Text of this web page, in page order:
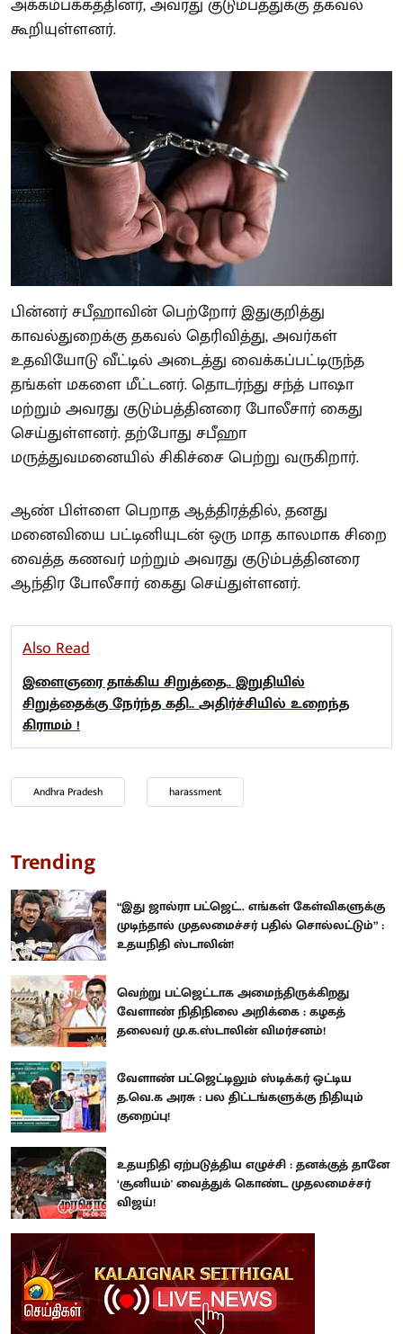
அக்கம்பக்கத்தினர், அவரது குடும்பத்துக்கு தகவல்
கூறியுள்ளனர்.
பின்னர் சபீஹாவின் பெற்றோர் இதுகுறித்து
காவல்துறைக்கு தகவல் தெரிவித்து, அவர்கள்
உதவியோடு வீட்டில் அடைத்து வைக்கப்பட்டிருந்த
தங்கள் மகளை மீட்டனர். தொடர்ந்து சந்த் பாஷா
மற்றும் அவரது குடும்பத்தினரை போலீசார் கைது
செய்துள்ளனர். தற்போது சபீஹா
மருத்துவமனையில் சிகிச்சை பெற்று வருகிறார்.
ஆண் பிள்ளை பெறாத ஆத்திரத்தில், தனது
மனைவியை பட்டினியுடன் ஒரு மாத காலமாக சிறை
வைத்த கணவர் மற்றும் அவரது குடும்பத்தினரை
ஆந்திர போலீசார் கைது செய்துள்ளனர்.
Also Read
இளைஞரை தாக்கிய சிறுத்தை.. இறுதியில்
சிறுத்தைக்கு நேர்ந்த கதி.. அதிர்ச்சியில் உறைந்த
கிராமம் !
Andhra Pradesh harassment
Trending
“இது ஜால்ரா பட்ஜெட்.. எங்கள் கேள்விகளுக்கு
முடிந்தால் முதலமைச்சர் பதில் சொல்லட்டும்” :
உதயநிதி ஸ்டாலின்!
வெற்று பட்ஜெட்டாக அமைந்திருக்கிறது
வேளாண் நிதிநிலை அறிக்கை : கழகத்
தலைவர் மு.க.ஸ்டாலின் விமர்சனம்!
வேளாண் பட்ஜெட்டிலும் ஸ்டிக்கர் ஒட்டிய
த.வெ.க அரசு : பல திட்டங்களுக்கு நிதியும்
குறைப்பு!
உதயநிதி ஏற்படுத்திய எழுச்சி : தனக்குத் தானே
‘சூனியம்' வைத்துக் கொண்ட முதலமைச்சர்
விஜய்!